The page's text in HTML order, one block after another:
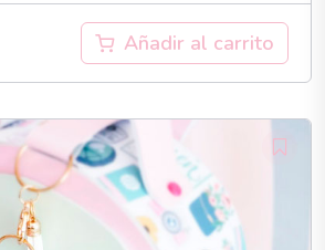
Añadir al carrito